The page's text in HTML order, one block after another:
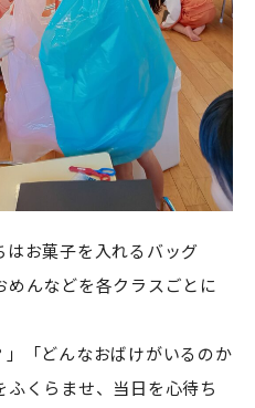
はお菓子を入れるバッグ
んなどを各クラスごとに
」「どんなおばけがいるのか
くらませ、当日を心待ち